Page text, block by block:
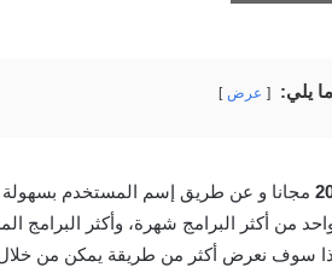
يلي: عرض
مجانا و عن طريق إسم المستخدم
واحد من أكثر البرامج شهرة، وأكثر
سوف نعرض أكثر من طريقة يمكن من خلال